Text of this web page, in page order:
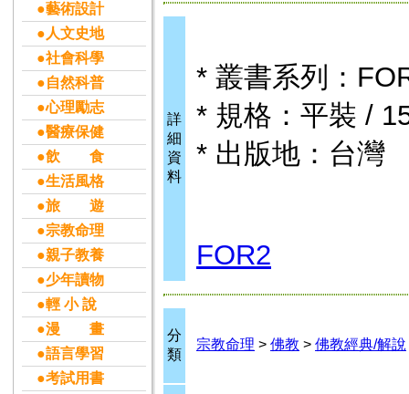
●藝術設計
●人文史地
●社會科學
●自然科普
●心理勵志
●醫療保健
●飲 食
●生活風格
●旅 遊
●宗教命理
●親子教養
●少年讀物
●輕 小 說
●漫 畫
●語言學習
●考試用書
詳
細
資
料
* 叢書系列：
* 規格：平裝 /
* 出版地：台灣
FOR2
分
類
宗教命理 > 佛教 > 佛教經典/解說